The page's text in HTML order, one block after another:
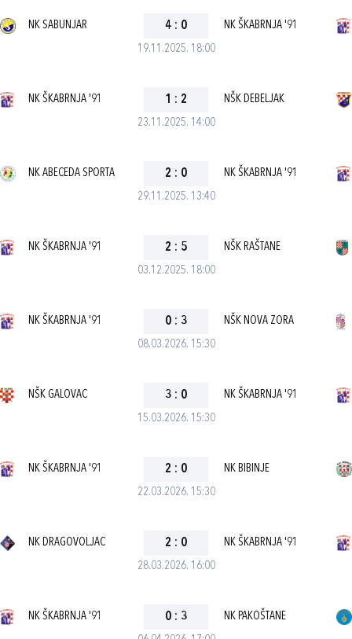
19.11.2025. 18:00
NK SABUNJAR 4 : 0 NK ŠKABRNJA '91
23.11.2025. 14:00
NK ŠKABRNJA '91 1 : 2 NŠK DEBELJAK
29.11.2025. 13:40
NK ABECEDA SPORTA 2 : 0 NK ŠKABRNJA '91
03.12.2025. 18:00
NK ŠKABRNJA '91 2 : 5 NŠK RAŠTANE
08.03.2026. 15:30
NK ŠKABRNJA '91 0 : 3 NŠK NOVA ZORA
15.03.2026. 15:30
NŠK GALOVAC 3 : 0 NK ŠKABRNJA '91
22.03.2026. 15:30
NK ŠKABRNJA '91 2 : 0 NK BIBINJE
28.03.2026. 16:00
NK DRAGOVOLJAC 2 : 0 NK ŠKABRNJA '91
NK ŠKABRNJA '91 0 : 3 NK PAKOŠTANE